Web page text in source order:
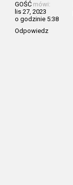
GOŚĆ mówi:
lis 27, 2023
o godzinie 5:38
Odpowiedz